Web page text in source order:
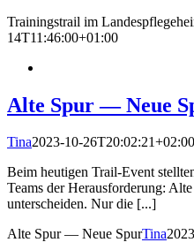
Trainingstrail im
14T11:46:00+01:00
Alte Spur — Neue
Tina2023-10-26T20:02:21+02:00
Beim heutigen Trail-Event
Teams der Herausforderung:
unterscheiden. Nur die [...]
Alte Spur — Neue SpurTina